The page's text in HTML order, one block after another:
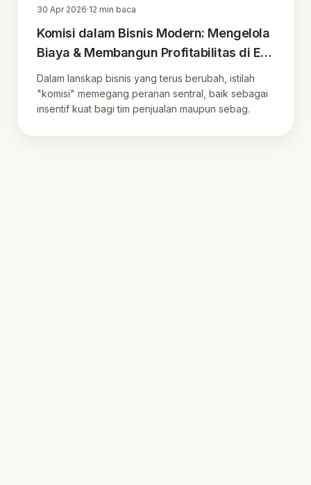
30 Apr 2026·12 min baca
Komisi dalam Bisnis Modern: Mengelola
Biaya & Membangun Profitabilitas di Era
Digital
Dalam lanskap bisnis yang terus berubah, istilah
"komisi" memegang peranan sentral, baik sebagai
insentif kuat bagi tim penjualan maupun sebag.